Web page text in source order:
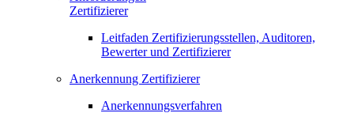
Zertifizierer
Leitfaden Zertifizierungsstellen, Auditoren,
Bewerter und Zertifizierer
Anerkennung Zertifizierer
Anerkennungsverfahren